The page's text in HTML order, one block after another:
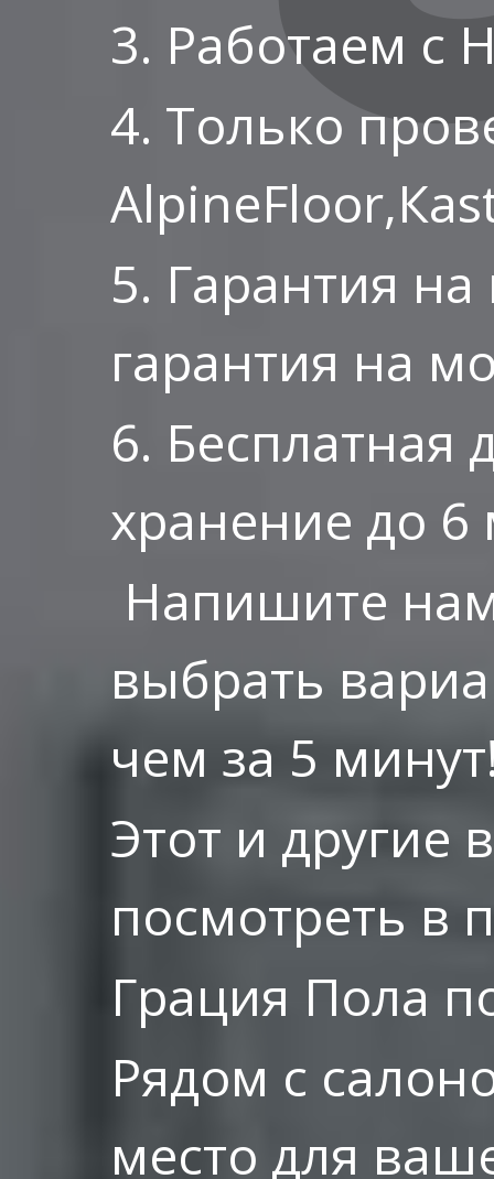
3. Работаем с
4. Только
5. Гарантия
гарантия на
6. Бесплатная
хранение до 6
Напишите
выбрать
чем за 5
Этот и другие
посмотреть в
Грация Пола
Рядом с
место для